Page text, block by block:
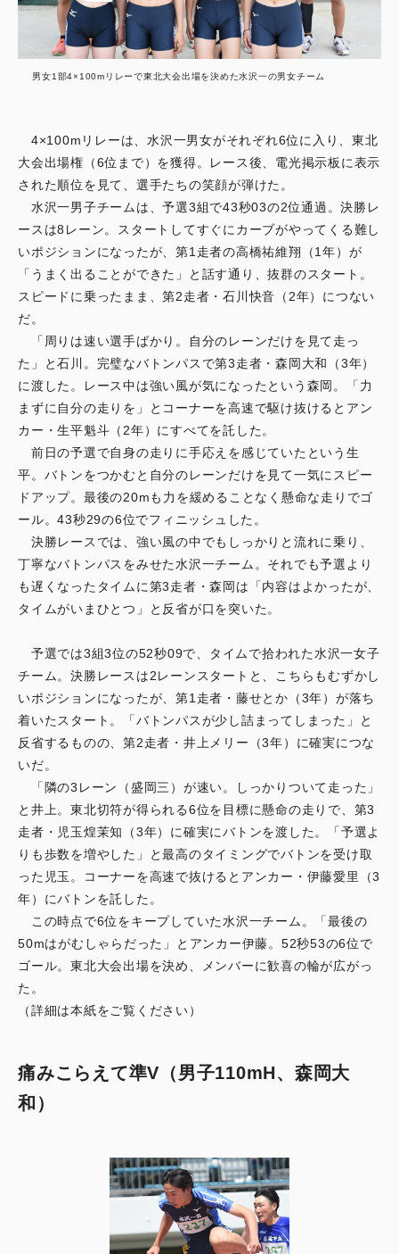
男女1部4×100mリレーで東北大会出場を決めた水沢一の男女チーム
4×100mリレーは、水沢一男女がそれぞれ6位に入り、東北
大会出場権（6位まで）を獲得。レース後、電光掲示板に表示
された順位を見て、選手たちの笑顔が弾けた。
水沢一男子チームは、予選3組で43秒03の2位通過。決勝レ
ースは8レーン。スタートしてすぐにカーブがやってくる難し
いポジションになったが、第1走者の高橋祐維翔（1年）が
「うまく出ることができた」と話す通り、抜群のスタート。
スピードに乗ったまま、第2走者・石川快音（2年）につない
だ。
「周りは速い選手ばかり。自分のレーンだけを見て走っ
た」と石川。完璧なバトンパスで第3走者・森岡大和（3年）
に渡した。レース中は強い風が気になったという森岡。「力
まずに自分の走りを」とコーナーを高速で駆け抜けるとアン
カー・生平魁斗（2年）にすべてを託した。
前日の予選で自身の走りに手応えを感じていたという生
平。バトンをつかむと自分のレーンだけを見て一気にスピー
ドアップ。最後の20mも力を緩めることなく懸命な走りでゴ
ール。43秒29の6位でフィニッシュした。
決勝レースでは、強い風の中でもしっかりと流れに乗り、
丁寧なバトンパスをみせた水沢一チーム。それでも予選より
も遅くなったタイムに第3走者・森岡は「内容はよかったが、
タイムがいまひとつ」と反省が口を突いた。
予選では3組3位の52秒09で、タイムで拾われた水沢一女子
チーム。決勝レースは2レーンスタートと、こちらもむずかし
いポジションになったが、第1走者・藤せとか（3年）が落ち
着いたスタート。「バトンパスが少し詰まってしまった」と
反省するものの、第2走者・井上メリー（3年）に確実につな
いだ。
「隣の3レーン（盛岡三）が速い。しっかりついて走った」
と井上。東北切符が得られる6位を目標に懸命の走りで、第3
走者・児玉煌茉知（3年）に確実にバトンを渡した。「予選よ
りも歩数を増やした」と最高のタイミングでバトンを受け取
った児玉。コーナーを高速で抜けるとアンカー・伊藤愛里（3
年）にバトンを託した。
この時点で6位をキープしていた水沢一チーム。「最後の
50mはがむしゃらだった」とアンカー伊藤。52秒53の6位で
ゴール。東北大会出場を決め、メンバーに歓喜の輪が広がっ
た。
（詳細は本紙をご覧ください）
痛みこらえて準V（男子110mH、森岡大
和）